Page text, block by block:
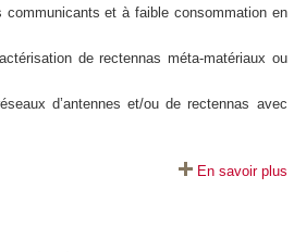
communicants et à faible consommation en
de rectennas méta-matériaux ou
d’antennes et/ou de rectennas avec
En savoir plus